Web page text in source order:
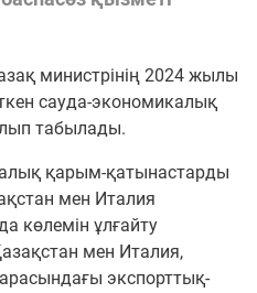
министрінің 2024 жылы
сауда-экономикалық
табылады.
қарым-қатынастарды
мен Италия
көлемін ұлғайту
мен Италия,
экспорттық-